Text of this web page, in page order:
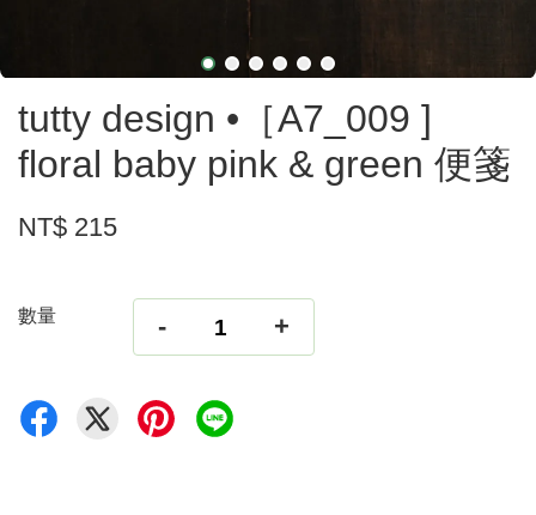
tutty design •［A7_009 ]
floral baby pink & green 便箋
NT$ 215
數量 - +